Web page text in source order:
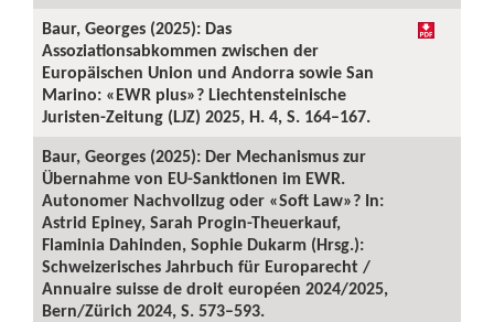
Baur, Georges (2025): Das
Assoziationsabkommen zwischen der
Europäischen Union und Andorra sowie San
Marino: «EWR plus»? Liechtensteinische
Juristen-Zeitung (LJZ) 2025, H. 4, S. 164–167.
Baur, Georges (2025): Der Mechanismus zur
Übernahme von EU-Sanktionen im EWR.
Autonomer Nachvollzug oder «Soft Law»? In:
Astrid Epiney, Sarah Progin-Theuerkauf,
Flaminia Dahinden, Sophie Dukarm (Hrsg.):
Schweizerisches Jahrbuch für Europarecht /
Annuaire suisse de droit européen 2024/2025,
Bern/Zürich 2024, S. 573–593.